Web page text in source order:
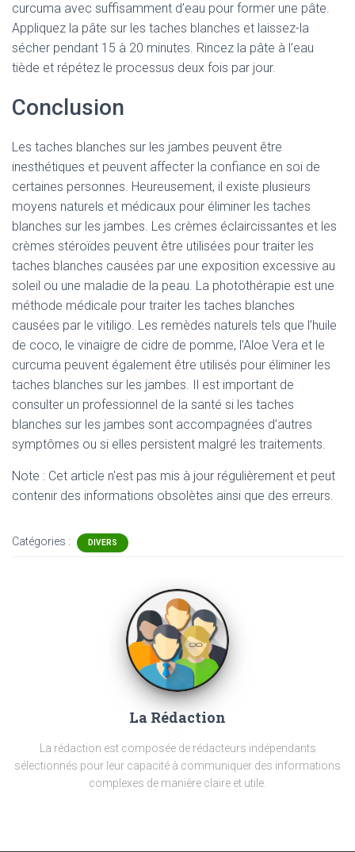
curcuma avec suffisamment d’eau pour former une pâte.
Appliquez la pâte sur les taches blanches et laissez-la
sécher pendant 15 à 20 minutes. Rincez la pâte à l’eau
tiède et répétez le processus deux fois par jour.
Conclusion
Les taches blanches sur les jambes peuvent être
inesthétiques et peuvent affecter la confiance en soi de
certaines personnes. Heureusement, il existe plusieurs
moyens naturels et médicaux pour éliminer les taches
blanches sur les jambes. Les crèmes éclaircissantes et les
crèmes stéroïdes peuvent être utilisées pour traiter les
taches blanches causées par une exposition excessive au
soleil ou une maladie de la peau. La photothérapie est une
méthode médicale pour traiter les taches blanches
causées par le vitiligo. Les remèdes naturels tels que l’huile
de coco, le vinaigre de cidre de pomme, l’Aloe Vera et le
curcuma peuvent également être utilisés pour éliminer les
taches blanches sur les jambes. Il est important de
consulter un professionnel de la santé si les taches
blanches sur les jambes sont accompagnées d’autres
symptômes ou si elles persistent malgré les traitements.
Note : Cet article n'est pas mis à jour régulièrement et peut
contenir des informations obsolètes ainsi que des erreurs.
Catégories : DIVERS
La Rédaction
La rédaction est composée de rédacteurs indépendants
sélectionnés pour leur capacité à communiquer des informations
complexes de manière claire et utile.